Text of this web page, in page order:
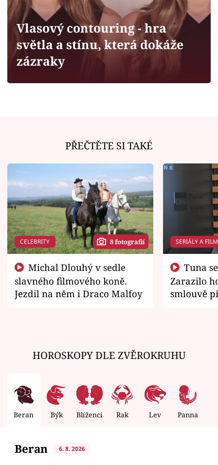
Sledujte prima+
Filmový festival Karlovy Vary
Sledujte nás
Vlasový contouring - hra
světla a stínu, která dokáže
zázraky
PŘEČTĚTE SI TAKÉ
CELEBRITY 8 fotografií
slavného filmového koně.
Jezdil na něm i Draco Malfoy
SERIÁLY A
Zarazilo
smlouvě
HOROSKOPY DLE ZVĚROKRUHU
Beran Býk Blíženci Rak Lev Panna
Beran 6. 8. 2026